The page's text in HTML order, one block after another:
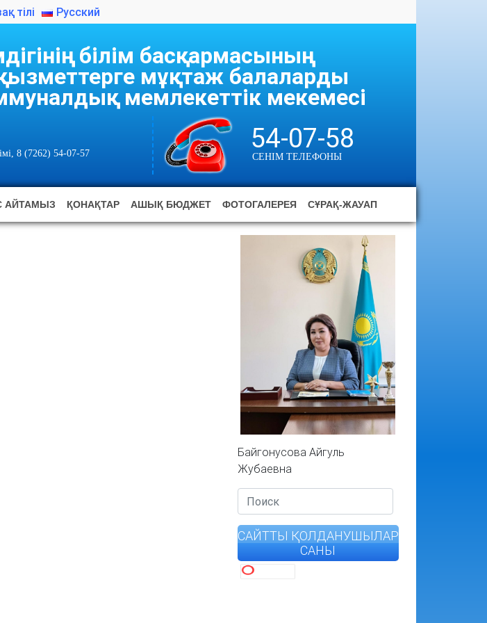
тілі Русский
білім басқармасының
мұқтаж балаларды
мемлекеттік мекемесі
8 (7262) 54-07-57 54-07-58
СЕНІМ ТЕЛЕФОНЫ
АЙТАМЫЗ ҚОНАҚТАР АШЫҚ БЮДЖЕТ ФОТОГАЛЕРЕЯ СҰРАҚ-ЖАУАП
Байгонусова Айгуль
Жубаевна
САЙТТЫ ҚОЛДАНУШЫЛАР
САНЫ